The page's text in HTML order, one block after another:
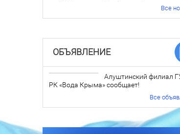
Все
ОБЪЯВЛЕНИЕ
Алуштинский филиал
РК «Вода Крыма» сообщает!
Все